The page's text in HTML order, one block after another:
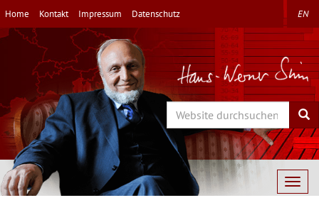
Direkt
zum
Inhalt
Home Kontakt Impressum Datenschutz EN
Search